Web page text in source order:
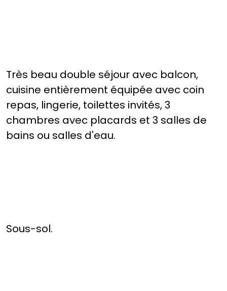
Très beau double séjour avec balcon,
cuisine entièrement équipée avec coin
repas, lingerie, toilettes invités, 3
chambres avec placards et 3 salles de
bains ou salles d'eau.
Sous-sol.